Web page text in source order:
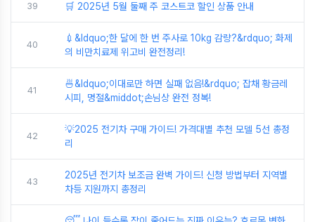
39 🛒 2025년 5월 둘째 주 코스트코 할인 상품 안내
40
💉&ldquo;한 달에 한 번 주사로 10kg 감량?&rdquo; 화제
의 비만치료제 위고비 완전정리!
41
🍜&ldquo;이대로만 하면 실패 없음!&rdquo; 잡채 황금레
시피, 명절&middot;손님상 완전 정복!
42
💡2025 전기차 구매 가이드! 가격대별 추천 모델 5선 총정
리
43
2025년 전기차 보조금 완벽 가이드! 신청 방법부터 지역별
차등 지원까지 총정리